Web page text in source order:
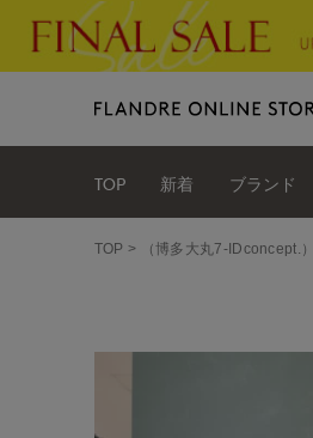
TOP 新着 ブランド
TOP （博多大丸7-IDconcept.）